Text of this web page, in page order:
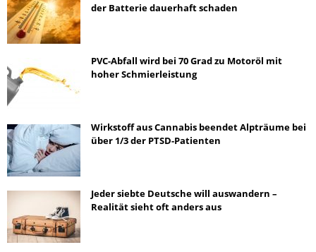
der Batterie dauerhaft schaden
PVC-Abfall wird bei 70 Grad zu Motoröl mit
hoher Schmierleistung
Wirkstoff aus Cannabis beendet Alpträume bei
über 1/3 der PTSD-Patienten
Jeder siebte Deutsche will auswandern –
Realität sieht oft anders aus